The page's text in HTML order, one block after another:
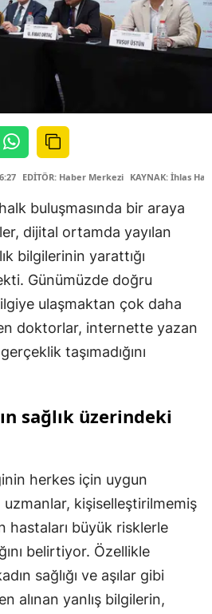
EDİTÖR: Haber Merkezi KAYNAK: İhlas
buluşmasında bir araya
dijital ortamda yayılan
bilgilerinin yarattığı
Günümüzde doğru
ulaşmaktan çok daha
doktorlar, internette yazan
taşımadığını
sağlık üzerindeki
herkes için uygun
uzmanlar, kişiselleştirilmemiş
hastaları büyük risklerle
belirtiyor. Özellikle
sağlığı ve aşılar gibi
alınan yanlış bilgilerin,